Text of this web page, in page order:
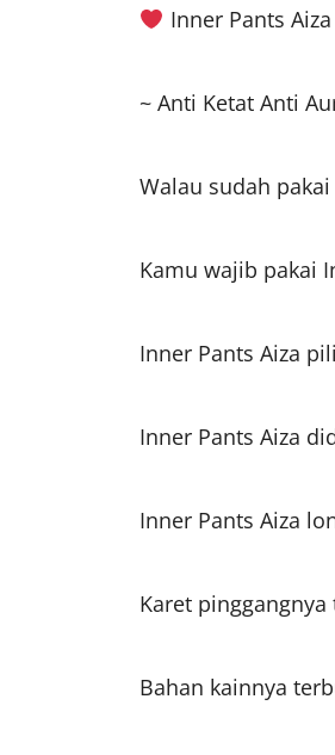
Inner Pants Aiza
~ Anti Ketat Anti
Walau sudah
Kamu wajib pakai
Inner Pants Aiza
Inner Pants Aiza
Inner Pants Aiza
Karet
Bahan kainnya